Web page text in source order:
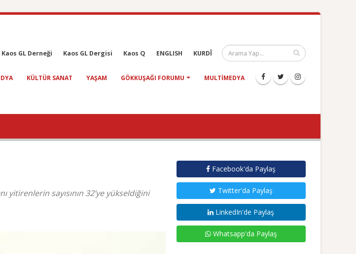
Kaos GL Derneği Kaos GL Dergisi Kaos Q ENGLISH KURDÎ
KÜLTÜR SANAT YAŞAM GÖKKUŞAĞI FORUMU MULTIMEDYA
yitirenlerin sayısının 32’ye yükseldiğini
Facebook'da Paylaş
Twitter'da Paylaş
LinkedIn'de Paylaş
Whatsapp'da Paylaş